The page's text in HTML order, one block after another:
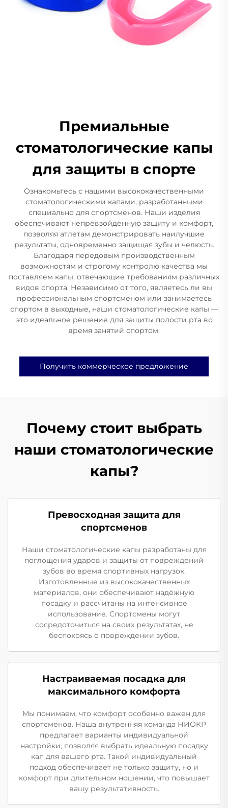
Премиальные
стоматологические капы
для защиты в спорте
Ознакомьтесь с нашими высококачественными
стоматологическими капами, разработанными
специально для спортсменов. Наши изделия
обеспечивают непревзойдённую защиту и комфорт,
позволяя атлетам демонстрировать наилучшие
результаты, одновременно защищая зубы и челюсть.
Благодаря передовым производственным
возможностям и строгому контролю качества мы
поставляем капы, отвечающие требованиям различных
видов спорта. Независимо от того, являетесь ли вы
профессиональным спортсменом или занимаетесь
спортом в выходные, наши стоматологические капы —
это идеальное решение для защиты полости рта во
время занятий спортом.
Получить коммерческое предложение
Почему стоит выбрать
наши стоматологические
капы?
Превосходная защита для
спортсменов
Наши стоматологические капы разработаны для
поглощения ударов и защиты от повреждений
зубов во время спортивных нагрузок.
Изготовленные из высококачественных
материалов, они обеспечивают надёжную
посадку и рассчитаны на интенсивное
использование. Спортсмены могут
сосредоточиться на своих результатах, не
беспокоясь о повреждении зубов.
Настраиваемая посадка для
максимального комфорта
Мы понимаем, что комфорт особенно важен для
спортсменов. Наша внутренняя команда НИОКР
предлагает варианты индивидуальной
настройки, позволяя выбрать идеальную посадку
кап для вашего рта. Такой индивидуальный
подход обеспечивает не только защиту, но и
комфорт при длительном ношении, что повышает
вашу результативность.